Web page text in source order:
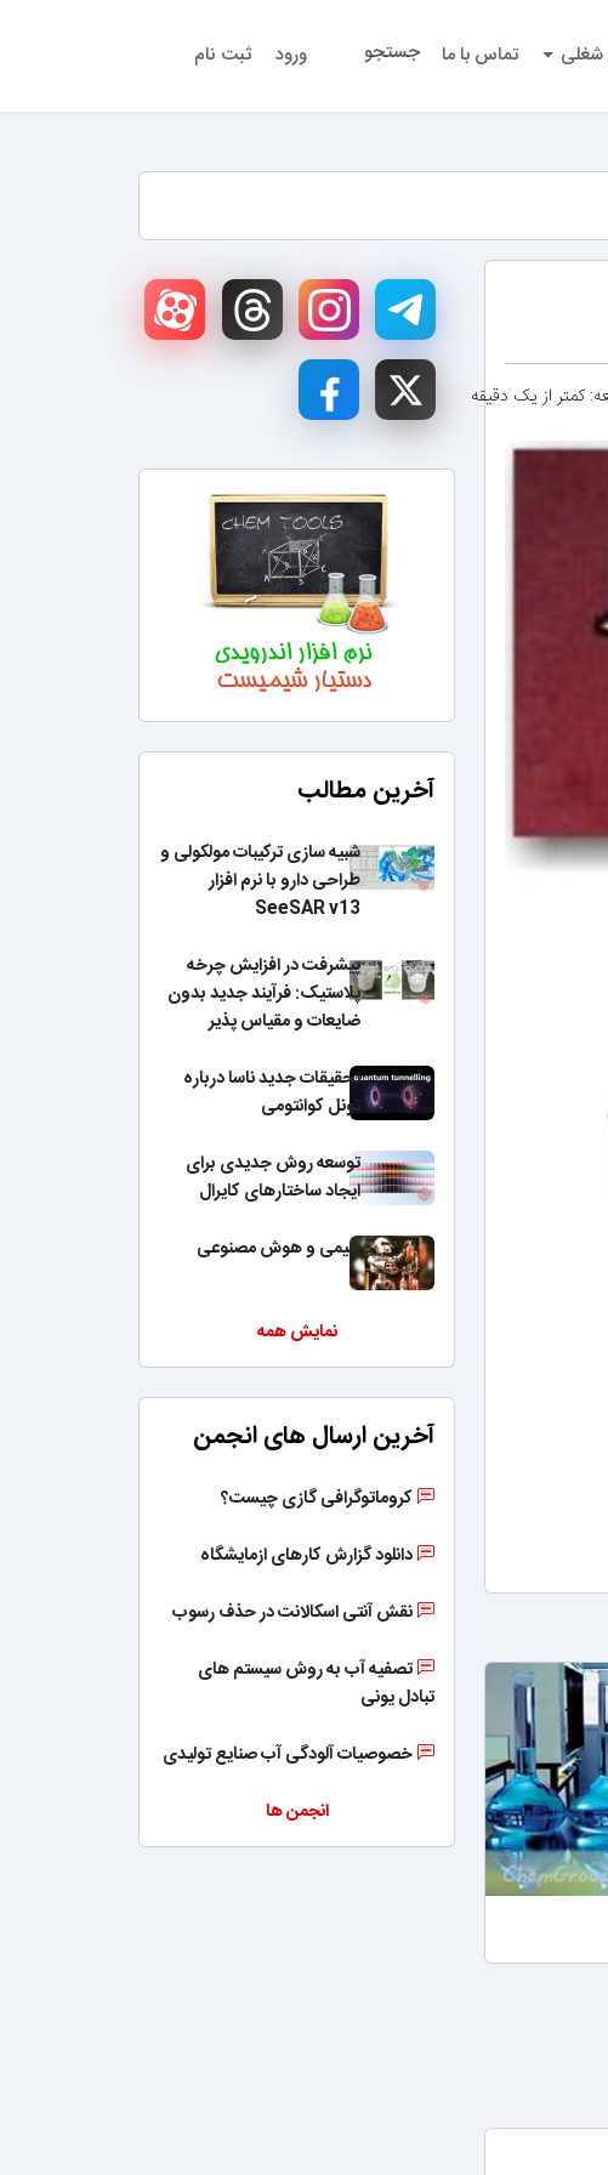
تماس با ما جستجو ورود ثبت نام
کمتر از یک دقیقه
آخرین مطالب
شبیه سازی ترکیبات مولکولی و
طراحی دارو با نرم افزار
SeeSAR v13
پیشرفت در افزایش چرخه
پلاستیک: فرآیند جدید بدون
ضایعات و مقیاس پذیر
تحقیقات جدید ناسا درباره
تونل کوانتومی
توسعه روش جدیدی برای
ایجاد ساختارهای کایرال
شیمی و هوش مصنوعی
نمایش همه
آخرین ارسال های انجمن
کروماتوگرافی گازی چیست؟
دانلود گزارش کارهای ازمایشگاه
نقش آنتی اسکالانت در حذف رسوب
تصفیه آب به روش سیستم های
تبادل یونی
خصوصیات آلودگی آب صنایع تولیدی
انجمن ها